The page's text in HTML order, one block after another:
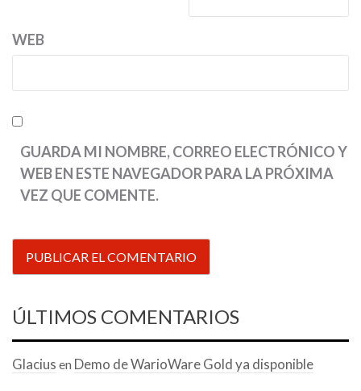
WEB
GUARDA MI NOMBRE, CORREO ELECTRÓNICO Y
WEB EN ESTE NAVEGADOR PARA LA PRÓXIMA
VEZ QUE COMENTE.
ÚLTIMOS COMENTARIOS
Glacius en Demo de WarioWare Gold ya disponible